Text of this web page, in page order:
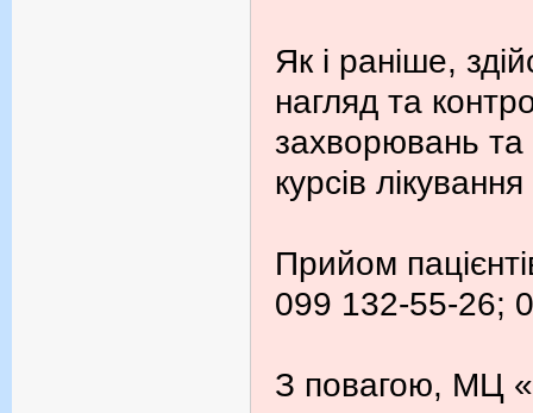
Як і раніше,
нагляд та
захворювань
курсів лікування
Прийом
099 132-55-26;
З повагою, МЦ